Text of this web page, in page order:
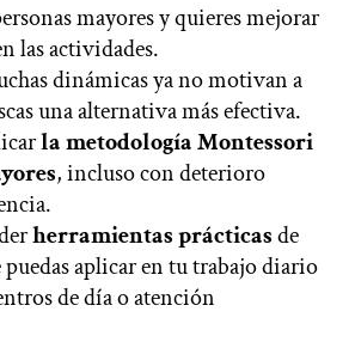
mayores y quieres mejorar
las actividades.
dinámicas ya no motivan a
una alternativa más efectiva.
la metodología Montessori
, incluso con deterioro
herramientas prácticasde
aplicar en tu trabajo diario
de día o atención